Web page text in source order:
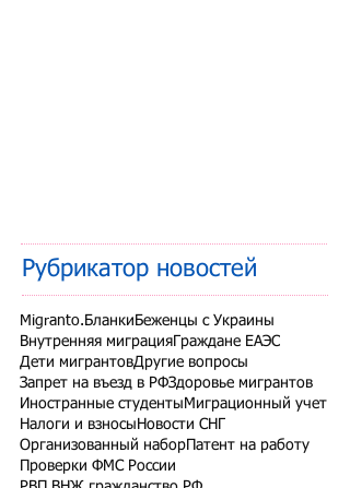
Рубрикатор новостей
Migranto.Бланки Беженцы с Украины
Внутренняя миграция Граждане ЕАЭС
Дети мигрантовДругие вопросы
Запрет на въезд в РФЗдоровье мигрантов
Иностранные студенты Миграционный учет
Налоги и взносы Новости СНГ
Организованный набор Патент на работу
Проверки ФМС России